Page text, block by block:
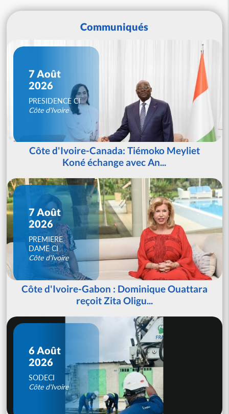
Communiqués
7 Août
2026
PRESIDENCE CI
Côte d'Ivoire
Côte d'Ivoire-Canada: Tiémoko Meyliet
Koné échange avec An...
7 Août
2026
PREMIERE
DAME CI
Côte d'Ivoire
Côte d'Ivoire-Gabon : Dominique Ouattara
reçoit Zita Oligu...
6 Août
2026
SODECI
Côte d'Ivoire